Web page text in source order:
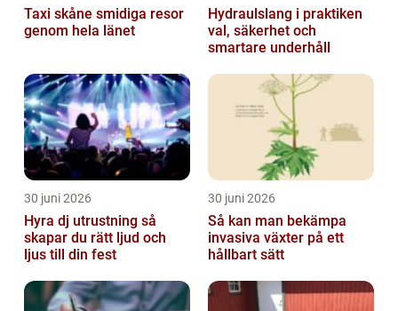
Taxi skåne smidiga resor
genom hela länet
Hydraulslang i praktiken
val, säkerhet och
smartare underhåll
30 juni 2026
Hyra dj utrustning så
skapar du rätt ljud och
ljus till din fest
30 juni 2026
Så kan man bekämpa
invasiva växter på ett
hållbart sätt